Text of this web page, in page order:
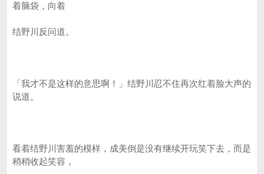
着脑袋，向着
结野川反问道。
「我才不是这样的意思啊！」结野川忍不住再次红着脸大声的
说道。
看着结野川害羞的模样，成美倒是没有继续开玩笑下去，而是
稍稍收起笑容，